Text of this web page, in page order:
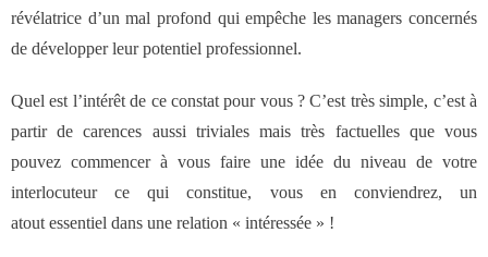
- JF Choblet
- Références clients
Contact
révélatrice d’un mal profond qui empêche les managers concernés
de développer leur potentiel professionnel.
Quel est l’intérêt de ce constat pour vous ? C’est très simple, c’est à
partir de carences aussi triviales mais très factuelles que vous
pouvez commencer à vous faire une idée du niveau de votre
interlocuteur ce qui constitue, vous en conviendrez, un
atout essentiel dans une relation « intéressée » !